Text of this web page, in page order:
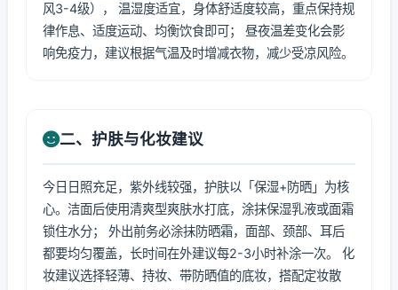
风3-4级）， 温湿度适宜，身体舒适度较高，重点保持规
律作息、适度运动、均衡饮食即可； 昼夜温差变化会影
响免疫力，建议根据气温及时增减衣物，减少受凉风险。
二、护肤与化妆建议
今日日照充足，紫外线较强，护肤以「保湿+防晒」为核
心。洁面后使用清爽型爽肤水打底，涂抹保湿乳液或面霜
锁住水分； 外出前务必涂抹防晒霜，面部、颈部、耳后
都要均匀覆盖，长时间在外建议每2-3小时补涂一次。 化
妆建议选择轻薄、持妆、带防晒值的底妆，搭配定妆散